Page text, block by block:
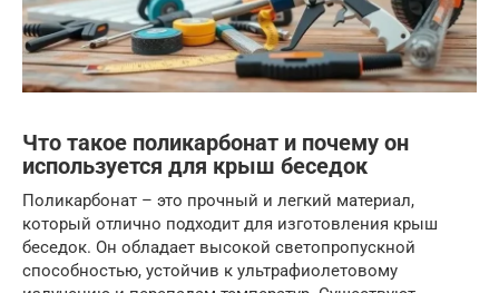
Что такое поликарбонат и почему он
используется для крыш беседок
Поликарбонат – это прочный и легкий материал,
который отлично подходит для изготовления крыш
беседок. Он обладает высокой светопропускной
способностью, устойчив к ультрафиолетовому